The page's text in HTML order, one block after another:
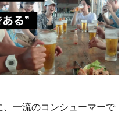
一流のコンシューマーで